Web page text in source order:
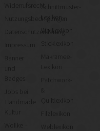
Widerrufsrecht
Nutzungsbedingungen
Datenschutzerklärung
Kultur
Wollke –
Schnittmuster-
Lexikon
Wolllexikon
Sticklexikon
Makramee-
Lexikon
Patchwork-
&
Quiltlexikon
Filzlexikon
Weblexikon